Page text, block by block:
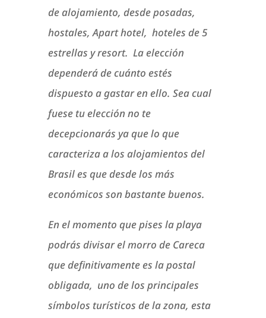
de alojamiento, desde posadas,
hostales, Apart hotel, hoteles de 5
estrellas y resort. La elección
dependerá de cuánto estés
dispuesto a gastar en ello. Sea cual
fuese tu elección no te
decepcionarás ya que lo que
caracteriza a los alojamientos del
Brasil es que desde los más
económicos son bastante buenos.
En el momento que pises la playa
podrás divisar el morro de Careca
que definitivamente es la postal
obligada, uno de los principales
símbolos turísticos de la zona, esta